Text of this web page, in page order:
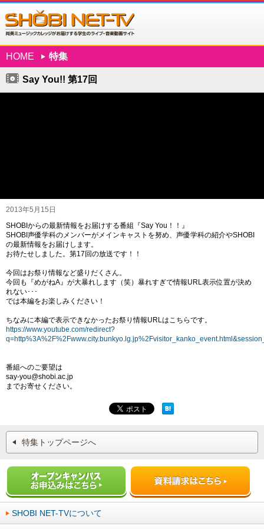
HOME 特集
Say You!! 第17回
2013年5月15日
SHOBIからの最新情報をお届けする番組『Say You！！』
SHOBI声優学科のメンバーがメインキャストを努め、声優学科の紹介やSHOBI
の­最新情報をお届けします。
お待たせしました。第17回の放送です！！
今回はお祭り情報など盛りだくさん。
今回も『めがねA』が大暴れします（笑）暴れすぎで情報URL表示位置が決め
れない･­･･
では本編をお楽しみください！
ちなみに本編で表示できなかったお祭り情報URLはこちらです。
https://www.youtube.com/redirect?
番組へのご要望は
say-you@shobi.ac.jp
までお寄せください。
特集トップページへ
SHOBI NET-TVについて